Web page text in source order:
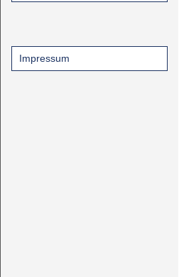
Impressum